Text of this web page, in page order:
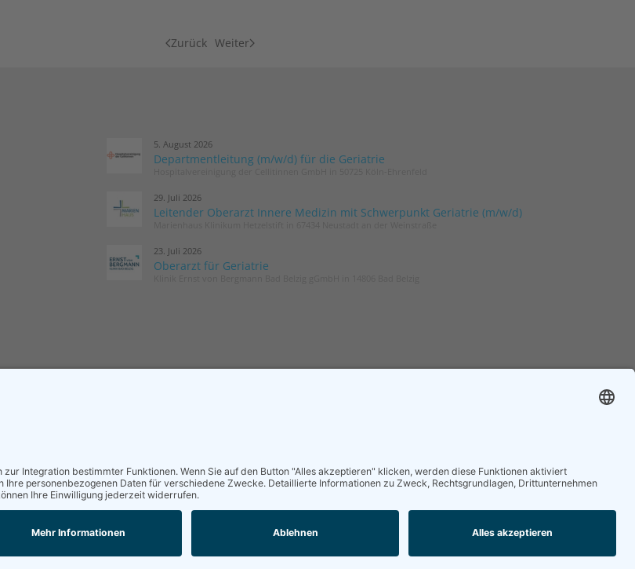
Zurück Weiter
5. August 2026
Departmentleitung (m/w/d) für die Geriatrie
29. Juli 2026
Leitender Oberarzt Innere Medizin mit Schwerpunkt Geriatrie (m/w/d)
23. Juli 2026
Oberarzt für Geriatrie
in der DGG entdecken.
Antrag stellen
Postfach.
News abonnieren
unserem Fach.
Online lesen